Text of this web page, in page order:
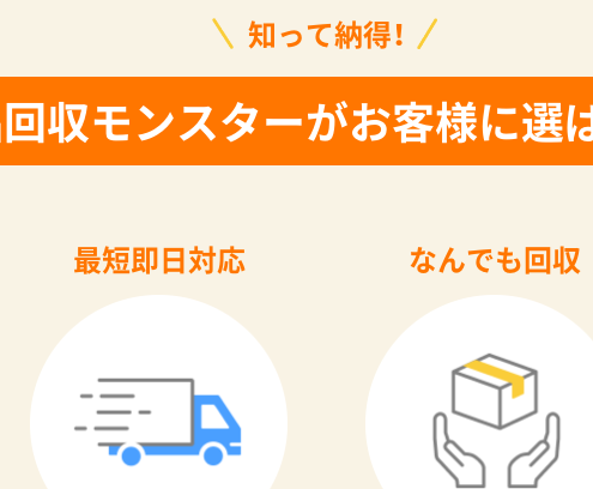
知って納得！
収モンスターがお客様に選
最短即日対応 なんでも回収